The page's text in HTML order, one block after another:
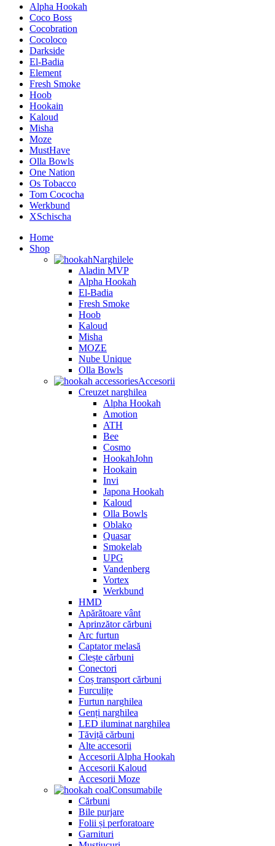
Alpha Hookah
Coco Boss
Cocobration
Cocoloco
Darkside
El-Badia
Element
Fresh Smoke
Hoob
Hookain
Kaloud
Misha
Moze
MustHave
Olla Bowls
One Nation
Os Tobacco
Tom Cococha
Werkbund
XSchischa
Home
Shop
Narghilele
Aladin MVP
Alpha Hookah
El-Badia
Fresh Smoke
Hoob
Kaloud
Misha
MOZE
Nube Unique
Olla Bowls
Accesorii
Creuzet narghilea
Alpha Hookah
Amotion
ATH
Bee
Cosmo
HookahJohn
Hookain
Invi
Japona Hookah
Kaloud
Olla Bowls
Oblako
Quasar
Smokelab
UPG
Vandenberg
Vortex
Werkbund
HMD
Apărătoare vânt
Aprinzător cărbuni
Arc furtun
Captator melasă
Clește cărbuni
Conectori
Coș transport cărbuni
Furculițe
Furtun narghilea
Genți narghilea
LED iluminat narghilea
Tăviță cărbuni
Alte accesorii
Accesorii Alpha Hookah
Accesorii Kaloud
Accesorii Moze
Consumabile
Cărbuni
Bile purjare
Folii și perforatoare
Garnituri